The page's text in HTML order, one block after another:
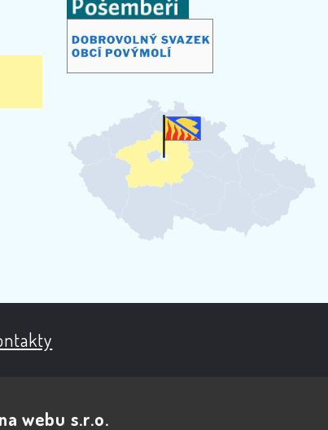
webu s.r.o.